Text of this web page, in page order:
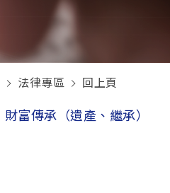
法律專區 回上頁
財富傳承（遺產、繼承）